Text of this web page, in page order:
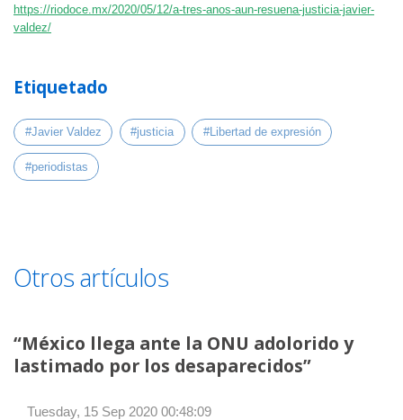
https://riodoce.mx/2020/05/12/a-tres-anos-aun-resuena-justicia-javier-
valdez/
Etiquetado
#Javier Valdez #justicia #Libertad de expresión
#periodistas
Otros artículos
“México llega ante la ONU adolorido y
lastimado por los desaparecidos”
Tuesday, 15 Sep 2020 00:48:09